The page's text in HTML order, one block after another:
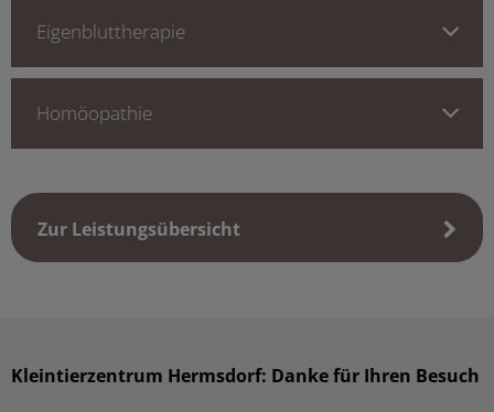
Eigenbluttherapie
Homöopathie
Zur Leistungsübersicht
Kleintierzentrum Hermsdorf: Danke für Ihren Besuch